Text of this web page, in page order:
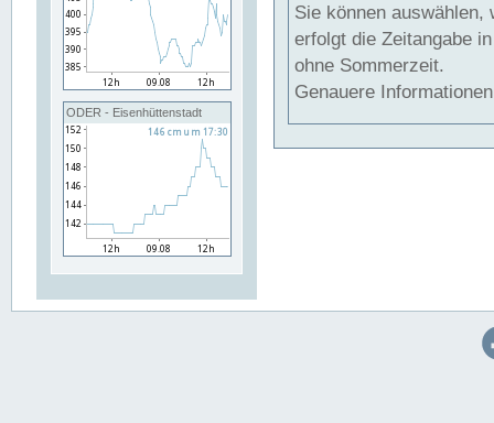
ODER - Eisenhüttenstadt
Sie können auswählen,
erfolgt die Zeitangabe
ohne Sommerzeit.
Genauere